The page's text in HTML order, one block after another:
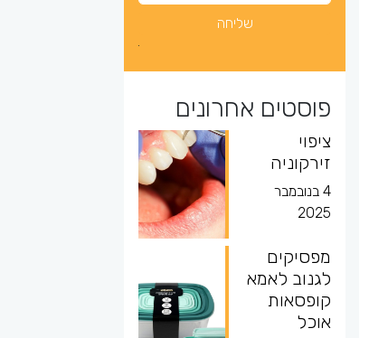
פוסטים אחרונים
ציפוי
זירקוניה
4 בנובמבר
2025
מפסיקים
לגנוב לאמא
קופסאות
אוכל